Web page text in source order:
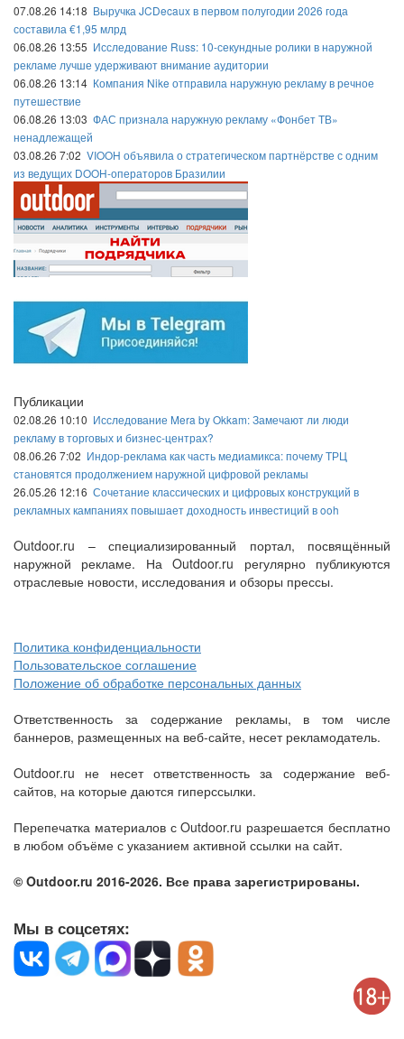
07.08.26 14:18 Выручка JCDecaux в первом полугодии 2026 года
составила €1,95 млрд
06.08.26 13:55 Исследование Russ: 10-секундные ролики в наружной
рекламе лучше удерживают внимание аудитории
06.08.26 13:14 Компания Nike отправила наружную рекламу в речное
путешествие
06.08.26 13:03 ФАС признала наружную рекламу «Фонбет ТВ»
ненадлежащей
03.08.26 7:02 VIOOH объявила о стратегическом партнёрстве с одним
из ведущих DOOH-операторов Бразилии
Публикации
02.08.26 10:10 Исследование Mera by Okkam: Замечают ли люди
рекламу в торговых и бизнес-центрах?
08.06.26 7:02 Индор-реклама как часть медиамикса: почему ТРЦ
становятся продолжением наружной цифровой рекламы
26.05.26 12:16 Сочетание классических и цифровых конструкций в
рекламных кампаниях повышает доходность инвестиций в ooh
Outdoor.ru – специализированный портал, посвящённый
наружной рекламе. На Outdoor.ru регулярно публикуются
отраслевые новости, исследования и обзоры прессы.
Политика конфиденциальности
Пользовательское соглашение
Положение об обработке персональных данных
Ответственность за содержание рекламы, в том числе
баннеров, размещенных на веб-сайте, несет рекламодатель.
Outdoor.ru не несет ответственность за содержание веб-
сайтов, на которые даются гиперссылки.
Перепечатка материалов с Outdoor.ru разрешается бесплатно
в любом объёме с указанием активной ссылки на сайт.
© Outdoor.ru 2016-2026. Все права зарегистрированы.
Мы в соцсетях: